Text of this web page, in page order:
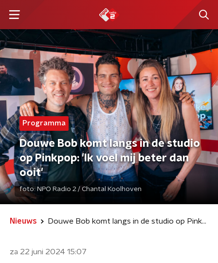
Programma
Douwe Bob komt langs in de studio
op Pinkpop: 'Ik voel mij beter dan
ooit'
foto: NPO Radio 2 / Chantal Koolhoven
Nieuws Douwe Bob komt langs in de studio op Pinkpop: 'Ik voel mij beter dan ooit'
za 22 juni 2024 15:07